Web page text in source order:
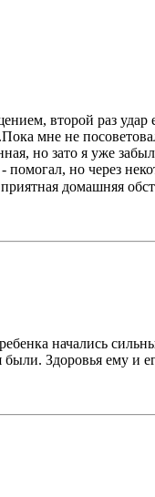
второй раз
мне не
но зато я уже
но через
домашняя
начались
были. Здоровья ему и